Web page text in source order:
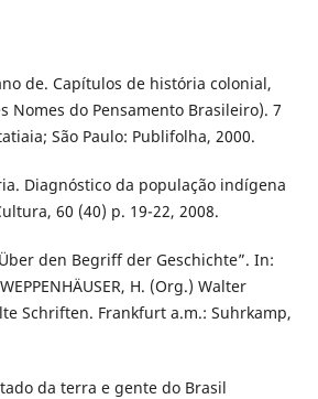
de. Capítulos de história colonial,
Nomes do Pensamento Brasileiro). 7
São Paulo: Publifolha, 2000.
Diagnóstico da população indígena
60 (40) p. 19-22, 2008.
den Begriff der Geschichte”. In:
H. (Org.) Walter
Schriften. Frankfurt a.m.: Suhrkamp,
da terra e gente do Brasil